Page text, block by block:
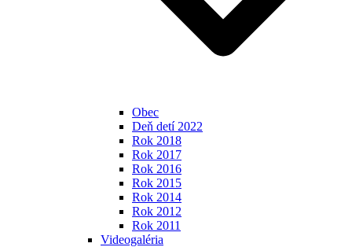
Obec
Deň detí 2022
Rok 2018
Rok 2017
Rok 2016
Rok 2015
Rok 2014
Rok 2012
Rok 2011
Videogaléria